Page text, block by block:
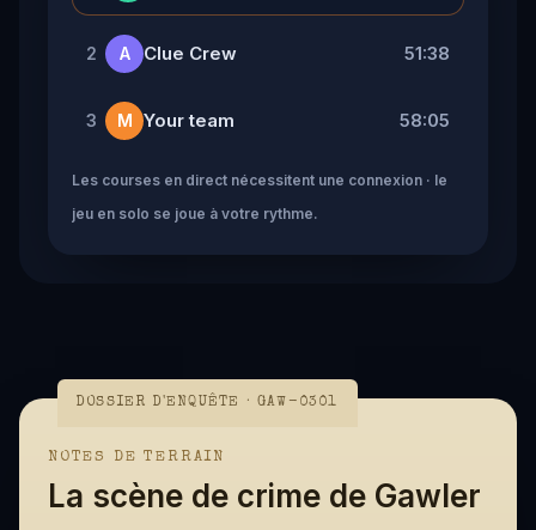
2 A Clue Crew 51:38
3 M Your team 58:05
Les courses en direct nécessitent une connexion · le
jeu en solo se joue à votre rythme.
DOSSIER D'ENQUÊTE · GAW-0301
NOTES DE TERRAIN
La scène de crime de Gawler